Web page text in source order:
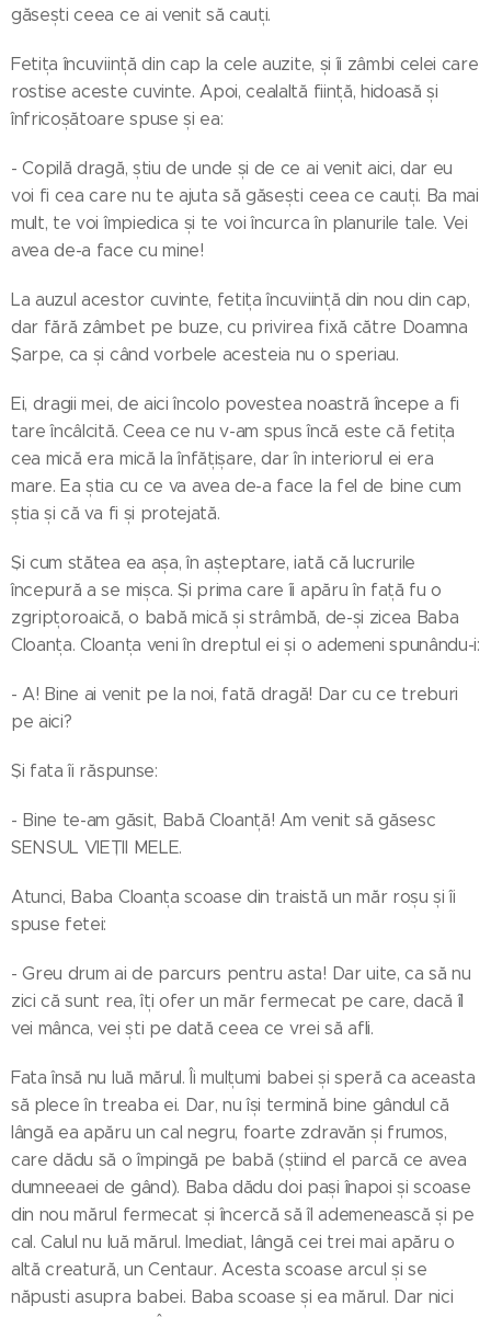
găsești ceea ce ai venit să cauți.
Fetița încuviință din cap la cele auzite, și îi zâmbi celei care
rostise aceste cuvinte. Apoi, cealaltă ființă, hidoasă și
înfricoșătoare spuse și ea:
- Copilă dragă, știu de unde și de ce ai venit aici, dar eu
voi fi cea care nu te ajuta să găsești ceea ce cauți. Ba mai
mult, te voi împiedica și te voi încurca în planurile tale. Vei
avea de-a face cu mine!
La auzul acestor cuvinte, fetița încuviință din nou din cap,
dar fără zâmbet pe buze, cu privirea fixă către Doamna
Șarpe, ca și când vorbele acesteia nu o speriau.
Ei, dragii mei, de aici încolo povestea noastră începe a fi
tare încâlcită. Ceea ce nu v-am spus încă este că fetița
cea mică era mică la înfățișare, dar în interiorul ei era
mare. Ea știa cu ce va avea de-a face la fel de bine cum
știa și că va fi și protejată.
Și cum stătea ea așa, în așteptare, iată că lucrurile
începură a se mișca. Și prima care îi apăru în față fu o
zgripțoroaică, o babă mică și strâmbă, de-și zicea Baba
Cloanța. Cloanța veni în dreptul ei și o ademeni spunându-i:
- A! Bine ai venit pe la noi, fată dragă! Dar cu ce treburi
pe aici?
Și fata îi răspunse:
- Bine te-am găsit, Babă Cloanță! Am venit să găsesc
SENSUL VIEȚII MELE.
Atunci, Baba Cloanța scoase din traistă un măr roșu și îi
spuse fetei:
- Greu drum ai de parcurs pentru asta! Dar uite, ca să nu
zici că sunt rea, îți ofer un măr fermecat pe care, dacă îl
vei mânca, vei ști pe dată ceea ce vrei să afli.
Fata însă nu luă mărul. Îi mulțumi babei și speră ca aceasta
să plece în treaba ei. Dar, nu își termină bine gândul că
lângă ea apăru un cal negru, foarte zdravăn și frumos,
care dădu să o împingă pe babă (știind el parcă ce avea
dumneeaei de gând). Baba dădu doi pași înapoi și scoase
din nou mărul fermecat și încercă să îl ademenească și pe
cal. Calul nu luă mărul. Imediat, lângă cei trei mai apăru o
altă creatură, un Centaur. Acesta scoase arcul și se
năpusti asupra babei. Baba scoase și ea mărul. Dar nici